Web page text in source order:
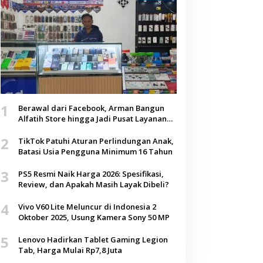
1
Berawal dari Facebook, Arman Bangun
Alfatih Store hingga Jadi Pusat Layanan
2
TikTok Patuhi Aturan Perlindungan Anak,
Batasi Usia Pengguna Minimum 16 Tahun
3
PS5 Resmi Naik Harga 2026: Spesifikasi,
Review, dan Apakah Masih Layak Dibeli?
4
Vivo V60 Lite Meluncur di Indonesia 2
Oktober 2025, Usung Kamera Sony 50 MP
5
Lenovo Hadirkan Tablet Gaming Legion
Tab, Harga Mulai Rp7,8 Juta